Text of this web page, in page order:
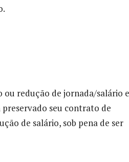
ou redução de jornada/salário e
seu contrato de
de salário, sob pena de ser